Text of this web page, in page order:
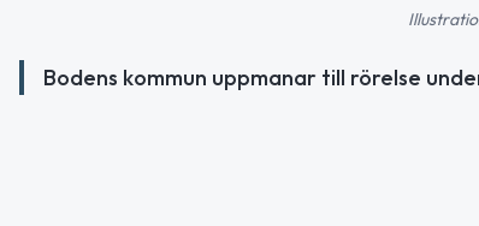
Bodens kommun uppmanar till rörelse